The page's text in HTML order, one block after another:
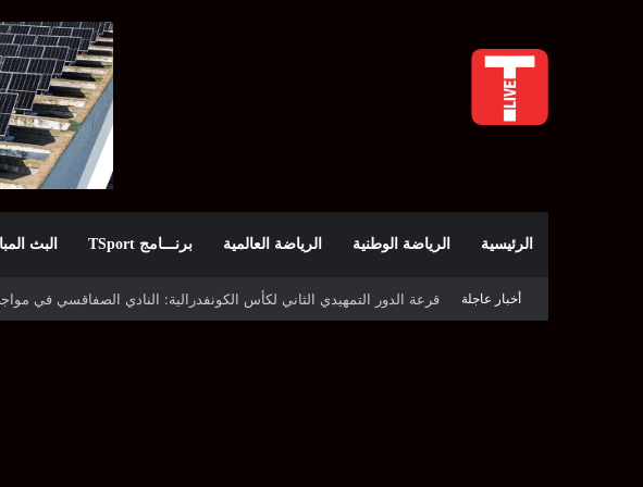
الرئيسية الرياضة الوطنية الرياضة العالمية برنـــامج TSport البث
أخبار عاجلة